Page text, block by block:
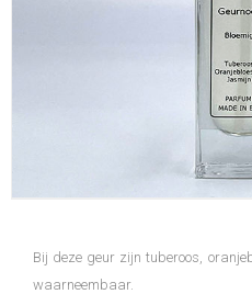
Bij deze geur zijn tuberoos,
waarneembaar.